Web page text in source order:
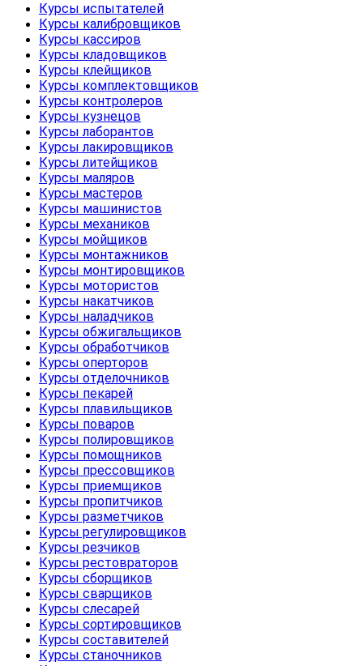
Курсы испытателей
Курсы калибровщиков
Курсы кассиров
Курсы кладовщиков
Курсы клейщиков
Курсы комплектовщиков
Курсы контролеров
Курсы кузнецов
Курсы лаборантов
Курсы лакировщиков
Курсы литейщиков
Курсы маляров
Курсы мастеров
Курсы машинистов
Курсы механиков
Курсы мойщиков
Курсы монтажников
Курсы монтировщиков
Курсы мотористов
Курсы накатчиков
Курсы наладчиков
Курсы обжигальщиков
Курсы обработчиков
Курсы оперторов
Курсы отделочников
Курсы пекарей
Курсы плавильщиков
Курсы поваров
Курсы полировщиков
Курсы помощников
Курсы прессовщиков
Курсы приемщиков
Курсы пропитчиков
Курсы разметчиков
Курсы регулировщиков
Курсы резчиков
Курсы рестовраторов
Курсы сборщиков
Курсы сварщиков
Курсы слесарей
Курсы сортировщиков
Курсы составителей
Курсы станочников